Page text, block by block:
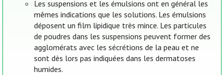
Les suspensions et les émulsions ont en général les
mêmes indications que les solutions. Les émulsions
déposent un film lipidique très mince. Les particules
de poudres dans les suspensions peuvent former des
agglomérats avec les sécrétions de la peau et ne
sont dès lors pas indiquées dans les dermatoses
humides.